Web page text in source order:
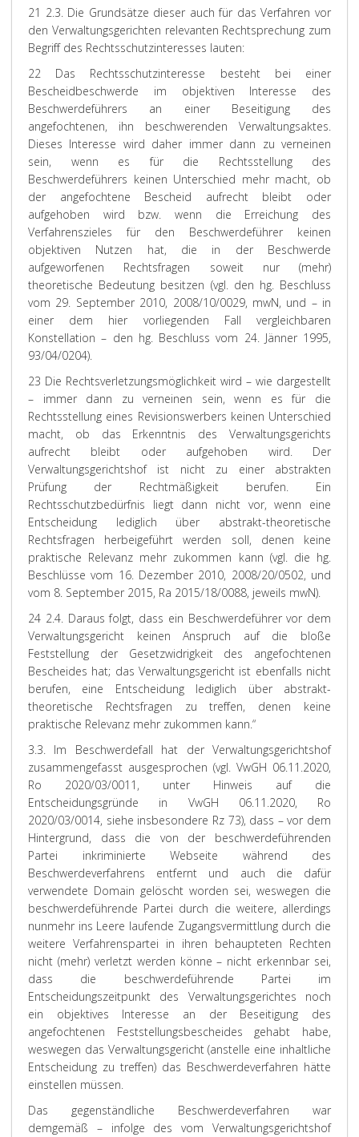
21 2.3. Die Grundsätze dieser auch für das Verfahren vor
den Verwaltungsgerichten relevanten Rechtsprechung zum
Begriff des Rechtsschutzinteresses lauten:
22 Das Rechtsschutzinteresse besteht bei einer
Bescheidbeschwerde im objektiven Interesse des
Beschwerdeführers an einer Beseitigung des
angefochtenen, ihn beschwerenden Verwaltungsaktes.
Dieses Interesse wird daher immer dann zu verneinen
sein, wenn es für die Rechtsstellung des
Beschwerdeführers keinen Unterschied mehr macht, ob
der angefochtene Bescheid aufrecht bleibt oder
aufgehoben wird bzw. wenn die Erreichung des
Verfahrenszieles für den Beschwerdeführer keinen
objektiven Nutzen hat, die in der Beschwerde
aufgeworfenen Rechtsfragen soweit nur (mehr)
theoretische Bedeutung besitzen (vgl. den hg. Beschluss
vom 29. September 2010, 2008/10/0029, mwN, und – in
einer dem hier vorliegenden Fall vergleichbaren
Konstellation – den hg. Beschluss vom 24. Jänner 1995,
93/04/0204).
23 Die Rechtsverletzungsmöglichkeit wird – wie dargestellt
– immer dann zu verneinen sein, wenn es für die
Rechtsstellung eines Revisionswerbers keinen Unterschied
macht, ob das Erkenntnis des Verwaltungsgerichts
aufrecht bleibt oder aufgehoben wird. Der
Verwaltungsgerichtshof ist nicht zu einer abstrakten
Prüfung der Rechtmäßigkeit berufen. Ein
Rechtsschutzbedürfnis liegt dann nicht vor, wenn eine
Entscheidung lediglich über abstrakt-theoretische
Rechtsfragen herbeigeführt werden soll, denen keine
praktische Relevanz mehr zukommen kann (vgl. die hg.
Beschlüsse vom 16. Dezember 2010, 2008/20/0502, und
vom 8. September 2015, Ra 2015/18/0088, jeweils mwN).
24 2.4. Daraus folgt, dass ein Beschwerdeführer vor dem
Verwaltungsgericht keinen Anspruch auf die bloße
Feststellung der Gesetzwidrigkeit des angefochtenen
Bescheides hat; das Verwaltungsgericht ist ebenfalls nicht
berufen, eine Entscheidung lediglich über abstrakt-
theoretische Rechtsfragen zu treffen, denen keine
praktische Relevanz mehr zukommen kann.“
3.3. Im Beschwerdefall hat der Verwaltungsgerichtshof
zusammengefasst ausgesprochen (vgl. VwGH 06.11.2020,
Ro 2020/03/0011, unter Hinweis auf die
Entscheidungsgründe in VwGH 06.11.2020, Ro
2020/03/0014, siehe insbesondere Rz 73), dass – vor dem
Hintergrund, dass die von der beschwerdeführenden
Partei inkriminierte Webseite während des
Beschwerdeverfahrens entfernt und auch die dafür
verwendete Domain gelöscht worden sei, weswegen die
beschwerdeführende Partei durch die weitere, allerdings
nunmehr ins Leere laufende Zugangsvermittlung durch die
weitere Verfahrenspartei in ihren behaupteten Rechten
nicht (mehr) verletzt werden könne – nicht erkennbar sei,
dass die beschwerdeführende Partei im
Entscheidungszeitpunkt des Verwaltungsgerichtes noch
ein objektives Interesse an der Beseitigung des
angefochtenen Feststellungsbescheides gehabt habe,
weswegen das Verwaltungsgericht (anstelle eine inhaltliche
Entscheidung zu treffen) das Beschwerdeverfahren hätte
einstellen müssen.
Das gegenständliche Beschwerdeverfahren war
demgemäß – infolge des vom Verwaltungsgerichtshof